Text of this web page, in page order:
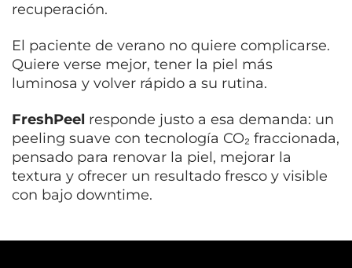
recuperación.
El paciente de verano no quiere complicarse.
Quiere verse mejor, tener la piel más
luminosa y volver rápido a su rutina.
FreshPeel responde justo a esa demanda: un
peeling suave con tecnología CO₂ fraccionada,
pensado para renovar la piel, mejorar la
textura y ofrecer un resultado fresco y visible
con bajo downtime.